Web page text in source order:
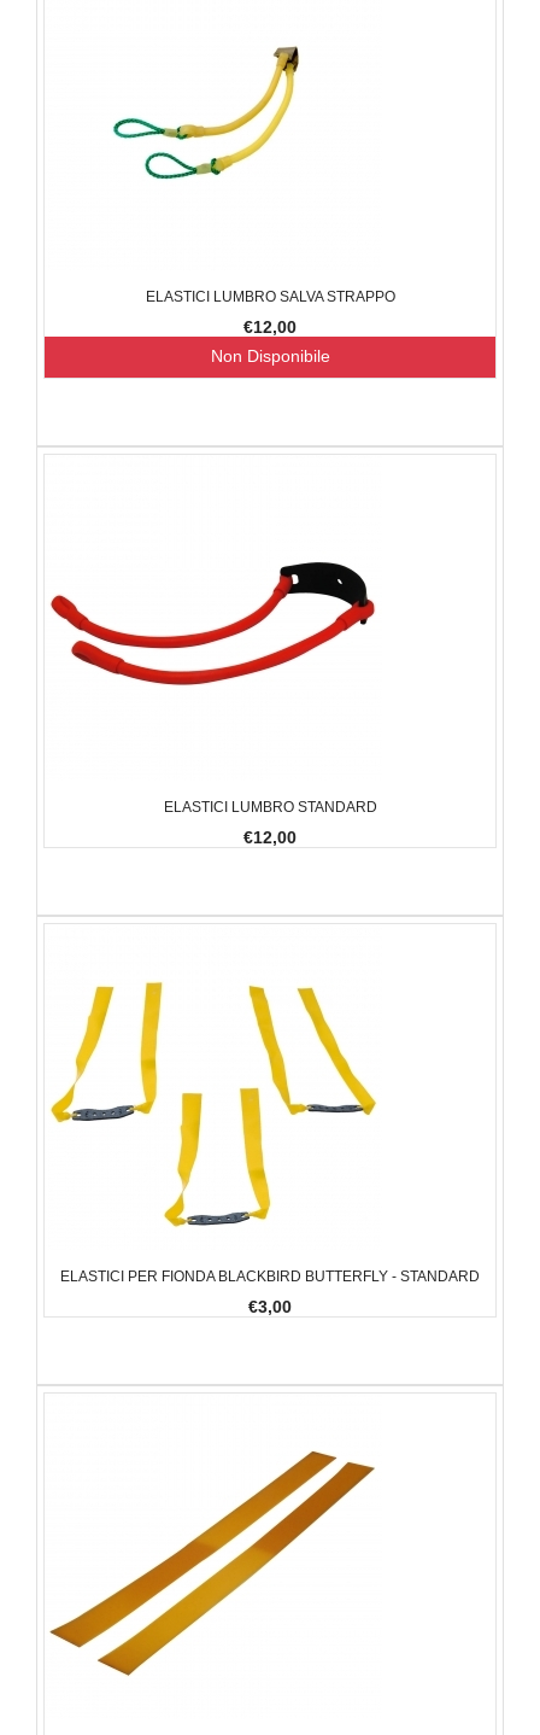
ELASTICI LUMBRO SALVA STRAPPO
€12,00
Non Disponibile
ELASTICI LUMBRO STANDARD
€12,00
ELASTICI PER FIONDA BLACKBIRD BUTTERFLY - STANDARD
€3,00